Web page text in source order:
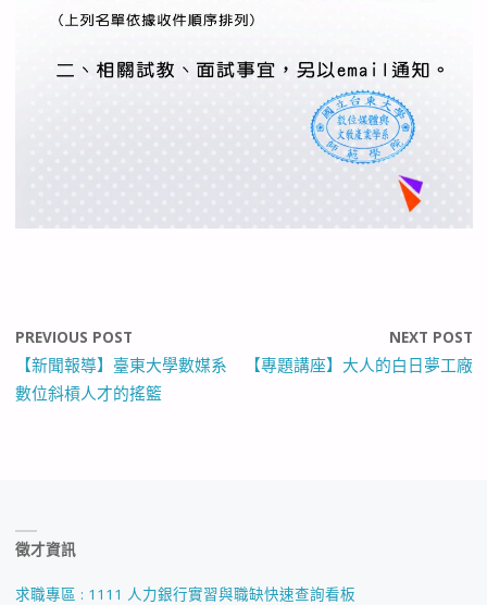
PREVIOUS POST
【新聞報導】臺東大學數媒系
數位斜槓人才的搖籃
NEXT POST
【專題講座】大人的白日夢工廠
徵才資訊
求職專區 : 1111 人力銀行實習與職缺快速查詢看板